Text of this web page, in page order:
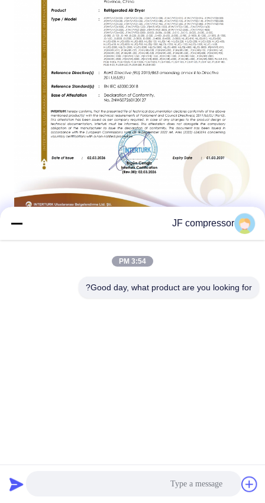
JF compressor
3:54 PM
Good day, what product are you looking for?